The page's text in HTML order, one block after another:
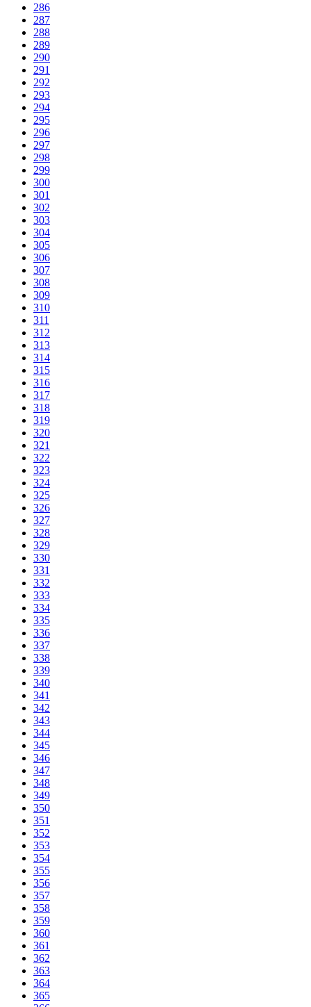
286
287
288
289
290
291
292
293
294
295
296
297
298
299
300
301
302
303
304
305
306
307
308
309
310
311
312
313
314
315
316
317
318
319
320
321
322
323
324
325
326
327
328
329
330
331
332
333
334
335
336
337
338
339
340
341
342
343
344
345
346
347
348
349
350
351
352
353
354
355
356
357
358
359
360
361
362
363
364
365